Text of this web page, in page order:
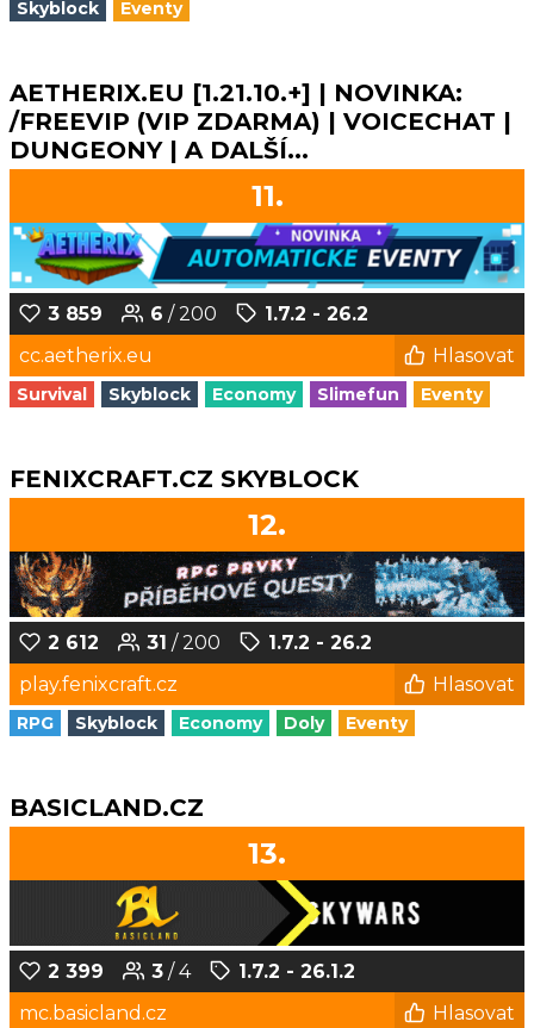
Skyblock Eventy
AETHERIX.EU [1.21.10.+] | NOVINKA:
/FREEVIP (VIP ZDARMA) | VOICECHAT |
DUNGEONY | A DALŠÍ...
11.
3 859 6 / 200
1.7.2 - 26.2
cc.aetherix.eu
Hlasovat
Survival Skyblock Economy Slimefun Eventy
FENIXCRAFT.CZ SKYBLOCK
12.
2 612 31 / 200
1.7.2 - 26.2
play.fenixcraft.cz
Hlasovat
RPG Skyblock Economy Doly Eventy
BASICLAND.CZ
13.
2 399 3 / 4
1.7.2 - 26.1.2
mc.basicland.cz
Hlasovat